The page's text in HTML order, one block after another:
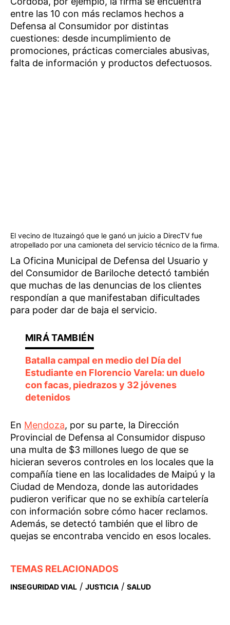
entre las 10 con más reclamos hechos a
Defensa al Consumidor por distintas
cuestiones: desde incumplimiento de
promociones, prácticas comerciales abusivas,
falta de información y productos defectuosos.
El vecino de Ituzaingó que le ganó un juicio a DirecTV fue
atropellado por una camioneta del servicio técnico de la firma.
La Oficina Municipal de Defensa del Usuario y
del Consumidor de Bariloche detectó también
que muchas de las denuncias de los clientes
respondían a que manifestaban dificultades
para poder dar de baja el servicio.
Batalla campal en medio del Día del
Estudiante en Florencio Varela: un duelo
con facas, piedrazos y 32 jóvenes
detenidos
En Mendoza, por su parte, la Dirección
Provincial de Defensa al Consumidor dispuso
una multa de $3 millones luego de que se
hicieran severos controles en los locales que la
compañía tiene en las localidades de Maipú y la
Ciudad de Mendoza, donde las autoridades
pudieron verificar que no se exhibía cartelería
con información sobre cómo hacer reclamos.
Además, se detectó también que el libro de
quejas se encontraba vencido en esos locales.
TEMAS RELACIONADOS
INSEGURIDAD VIAL / JUSTICIA / SALUD